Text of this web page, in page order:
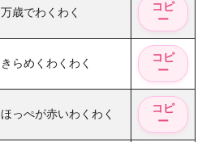
万歳でわくわく
きらめくわくわく
ほっぺが赤いわくわく